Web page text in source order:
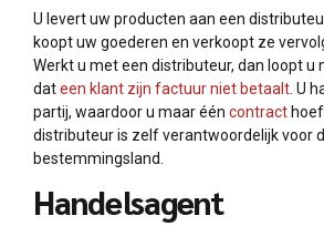
U levert uw producten aan een
koopt uw goederen en verkoopt ze
Werkt u met een distributeur, dan loopt u
dateen klant zijn factuur niet betaalt . U
partij, waardoor u maar één contract
distributeur is zelf verantwoordelijk voor
bestemmingsland.
Handelsagent